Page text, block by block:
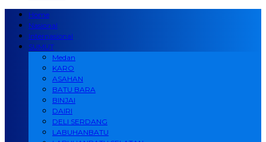
Home
Nasional
Internasional
SUMUT
Medan
KARO
ASAHAN
BATU BARA
BINJAI
DAIRI
DELI SERDANG
LABUHANBATU